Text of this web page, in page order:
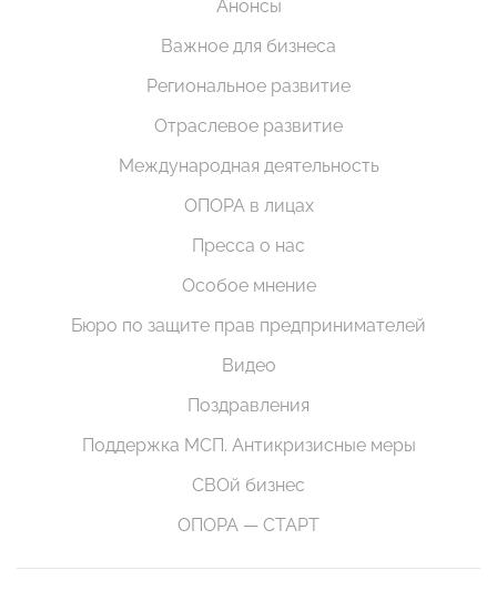
Анонсы
Важное для бизнеса
Региональное развитие
Отраслевое развитие
Международная деятельность
ОПОРА в лицах
Пресса о нас
Особое мнение
Бюро по защите прав предпринимателей
Видео
Поздравления
Поддержка МСП. Антикризисные меры
СВОй бизнес
ОПОРА — СТАРТ